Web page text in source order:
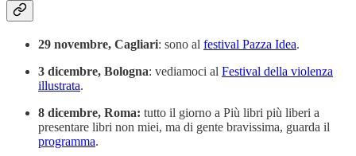
29 novembre, Cagliari: sono al festival Pazza Idea.
3 dicembre, Bologna: vediamoci al Festival della violenza
illustrata.
8 dicembre, Roma: tutto il giorno a Più libri più liberi a
presentare libri non miei, ma di gente bravissima, guarda il
programma.